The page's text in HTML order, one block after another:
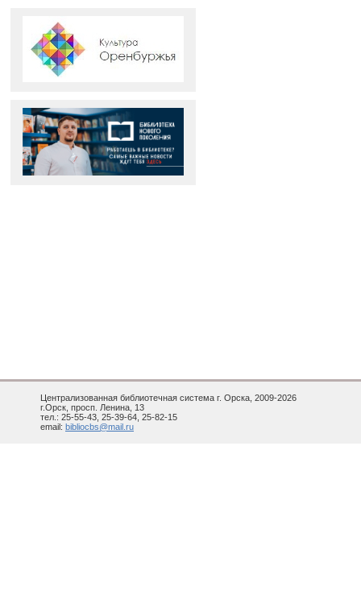
Централизованная библиотечная система г. Орска, 2009-2026
г.Орск, просп. Ленина, 13
тел.: 25-55-43, 25-39-64, 25-82-15
email: bibliocbs@mail.ru